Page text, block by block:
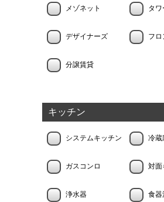
メゾネット タワ
デザイナーズ フロ
分譲賃貸
キッチン
システムキッチン 冷蔵
ガスコンロ 対面
浄水器 食器